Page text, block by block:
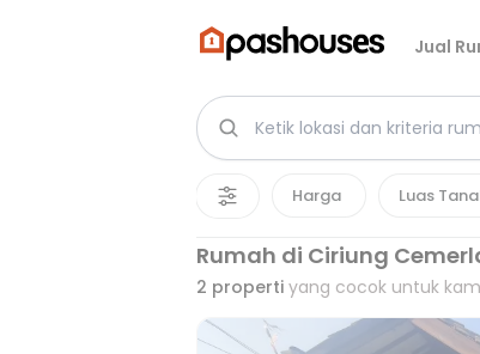
Jual
Harga Luas
Rumah di Ciriung
2 properti yang cocok untuk